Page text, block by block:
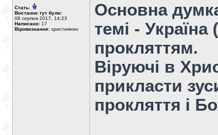
Стать:
Востаннє тут були:
08 серпня 2017, 14:23
Написано: 17
Віровизнання: християнин
Основна
темі - Україна
прокляттям.
Віруючі в
прикласти
прокляття і